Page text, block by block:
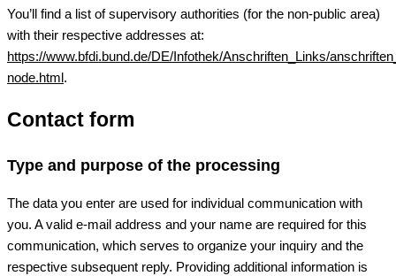
You’ll find a list of supervisory authorities (for the non-public area)
with their respective addresses at:
https://www.bfdi.bund.de/DE/Infothek/Anschriften_Links/
node.html.
Contact form
Type and purpose of the processing
The data you enter are used for individual communication with
you. A valid e-mail address and your name are required for this
communication, which serves to organize your inquiry and the
respective subsequent reply. Providing additional information is